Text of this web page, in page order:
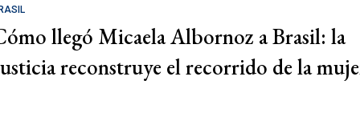
llegó Micaela Albornoz a Brasil: la
reconstruye el recorrido de la